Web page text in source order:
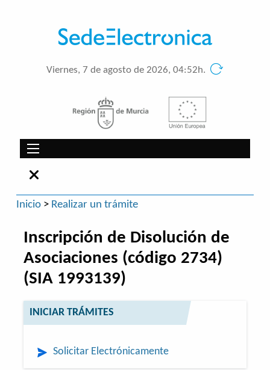
Viernes, 7 de agosto de 2026, 04:52h.
Inicio> Realizar un trámite
Inscripción de Disolución de
Asociaciones (código 2734)
(SIA 1993139)
INICIAR TRÁMITES
Solicitar Electrónicamente